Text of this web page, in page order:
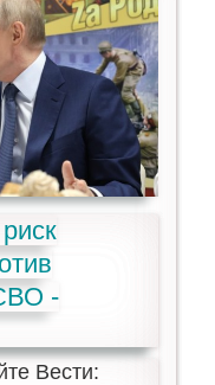
-
Вести: